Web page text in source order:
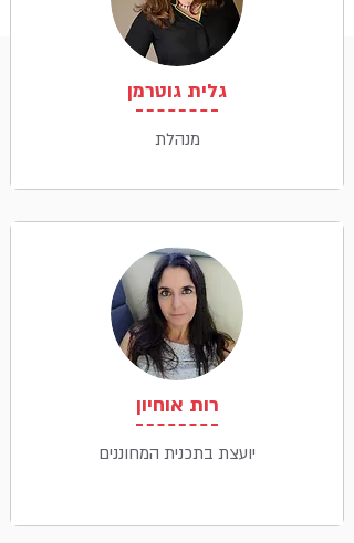
גלית גוטרמן
מנהלת
רות אוחיון
יועצת בתכנית המחוננים